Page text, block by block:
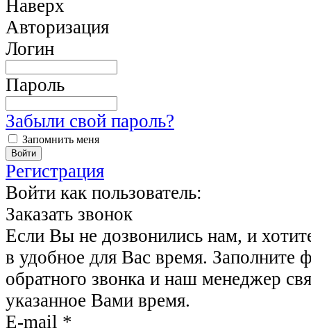
Наверх
Авторизация
Логин
Пароль
Забыли свой пароль?
Запомнить меня
Регистрация
Войти как пользователь:
Заказать звонок
Если Вы не дозвонились нам, и
в удобное для Вас время. Заполните
обратного звонка и наш менеджер
указанное Вами время.
E-mail *